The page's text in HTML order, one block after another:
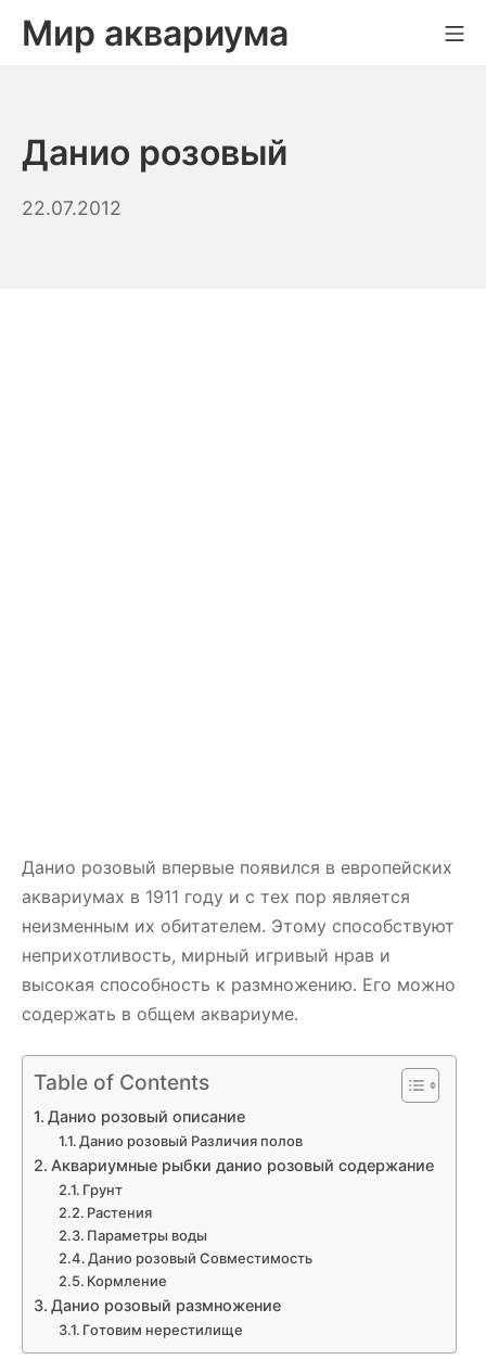
Мир аквариума
Данио розовый
22.07.2012
Данио розовый впервые появился в европейских
аквариумах в 1911 году и с тех пор является
неизменным их обитателем. Этому способствуют
неприхотливость, мирный игривый нрав и
высокая способность к размножению. Его можно
содержать в общем аквариуме.
Table of Contents
Данио розовый описание
Данио розовый Различия полов
Аквариумные рыбки данио розовый содержание
Грунт
Растения
Параметры воды
Данио розовый Совместимость
Кормление
Данио розовый размножение
Готовим нерестилище